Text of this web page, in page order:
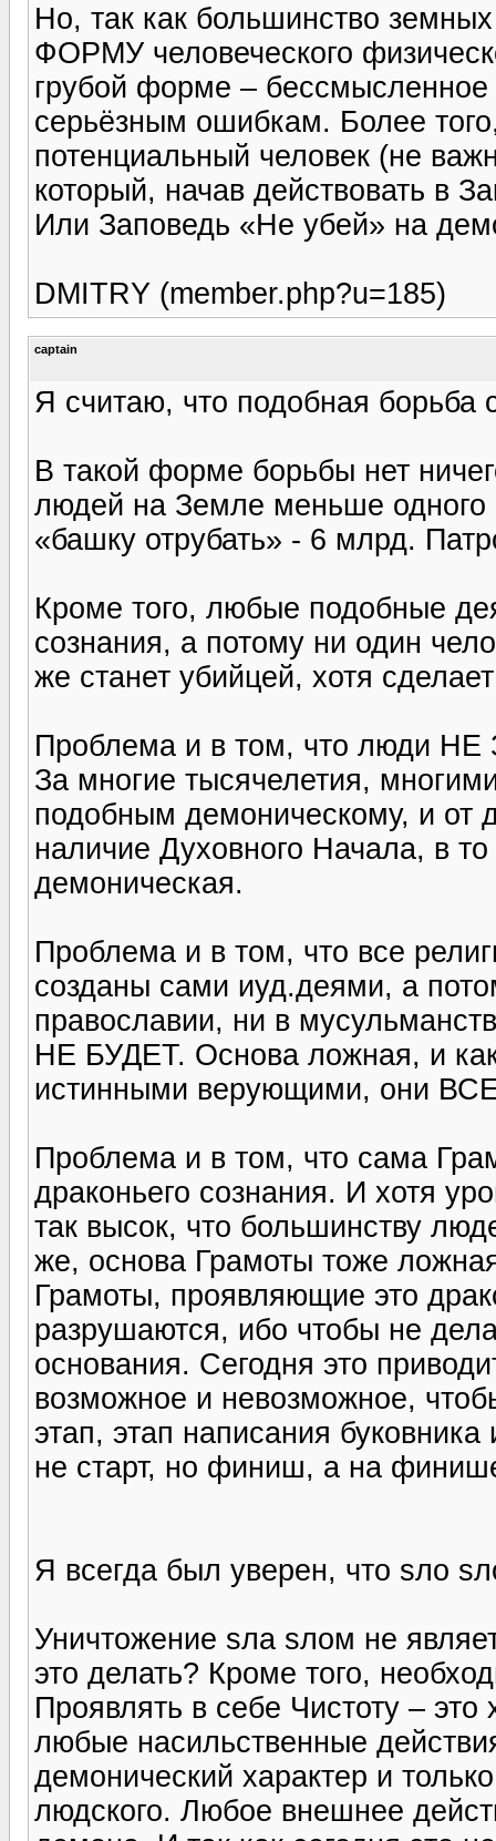
Но, так как большинство
ФОРМУ человеческого
грубой форме –
серьёзным ошибкам. Более
потенциальный человек (не
который, начав действовать в
Или Заповедь «Не убей» на
DMITRY (member.php?u=185)
captain
Я считаю, что подобная борьба
В такой форме борьбы нет
людей на Земле меньше одного
«башку отрубать» - 6 млрд.
Кроме того, любые подобные
сознания, а потому ни один
же станет убийцей, хотя
Проблема и в том, что люди НЕ
За многие тысячелетия,
подобным демоническому, и от
наличие Духовного Начала, в
демоническая.
Проблема и в том, что все
созданы сами иуд.деями, а
православии, ни в
НЕ БУДЕТ. Основа ложная, и
истинными верующими, они
Проблема и в том, что сама
драконьего сознания. И хотя
так высок, что большинству
же, основа Грамоты тоже
Грамоты, проявляющие это
разрушаются, ибо чтобы не
основания. Сегодня это
возможное и невозможное,
этап, этап написания
не старт, но финиш, а на
Я всегда был уверен, что sло
Уничтожение sла sлом не
это делать? Кроме того,
Проявлять в себе Чистоту –
любые насильственные
демонический характер и
людского. Любое внешнее